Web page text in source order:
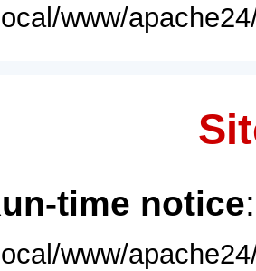
www/
time notice
www/